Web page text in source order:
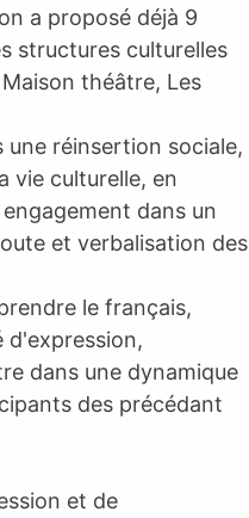
a proposé déjà 9
structures culturelles
théâtre, Les
une réinsertion sociale,
vie culturelle, en
dans un
et verbalisation des
le français,
d'expression,
dans une dynamique
des précédant
et de